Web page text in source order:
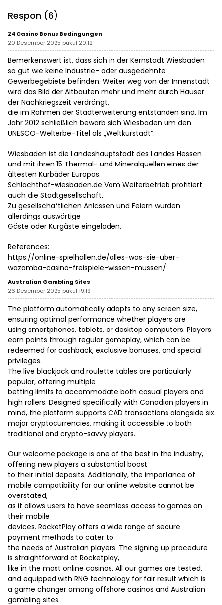
Legokjawa
Respon (6)
24 Casino Bonus Bedingungen
20 Desember 2025 pukul 20:12
Bemerkenswert ist, dass sich in der Kernstadt Wiesbaden
so gut wie keine Industrie- oder ausgedehnte
Gewerbegebiete befinden. Weiter weg von der Innenstadt
wird das Bild der Altbauten mehr und mehr durch Häuser
der Nachkriegszeit verdrängt,
die im Rahmen der Stadterweiterung entstanden sind. Im
Jahr 2012 schließlich bewarb sich Wiesbaden um den
UNESCO-Welterbe-Titel als „Weltkurstadt“.
Wiesbaden ist die Landeshauptstadt des Landes Hessen
und mit ihren 15 Thermal- und Mineralquellen eines der
ältesten Kurbäder Europas.
Schlachthof-wiesbaden.de Vom Weiterbetrieb profitiert
auch die Stadtgesellschaft.
Zu gesellschaftlichen Anlässen und Feiern wurden
allerdings auswärtige
Gäste oder Kurgäste eingeladen.
References:
https://online-spielhallen.de/alles-was-sie-uber-
wazamba-casino-freispiele-wissen-mussen/
Australian Gambling Sites
26 Desember 2025 pukul 19:19
The platform automatically adapts to any screen size,
ensuring optimal performance whether players are
using smartphones, tablets, or desktop computers. Players
earn points through regular gameplay, which can be
redeemed for cashback, exclusive bonuses, and special
privileges.
The live blackjack and roulette tables are particularly
popular, offering multiple
betting limits to accommodate both casual players and
high rollers. Designed specifically with Canadian players in
mind, the platform supports CAD transactions alongside six
major cryptocurrencies, making it accessible to both
traditional and crypto-savvy players.
Our welcome package is one of the best in the industry,
offering new players a substantial boost
to their initial deposits. Additionally, the importance of
mobile compatibility for our online website cannot be
overstated,
as it allows users to have seamless access to games on
their mobile
devices. RocketPlay offers a wide range of secure
payment methods to cater to
the needs of Australian players. The signing up procedure
is straightforward at Rocketplay,
like in the most online casinos. All our games are tested,
and equipped with RNG technology for fair result which is
a game changer among offshore casinos and Australian
gambling sites.